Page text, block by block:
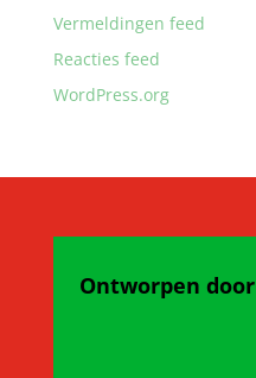
Vermeldingen feed
Reacties feed
WordPress.org
Ontworpen door